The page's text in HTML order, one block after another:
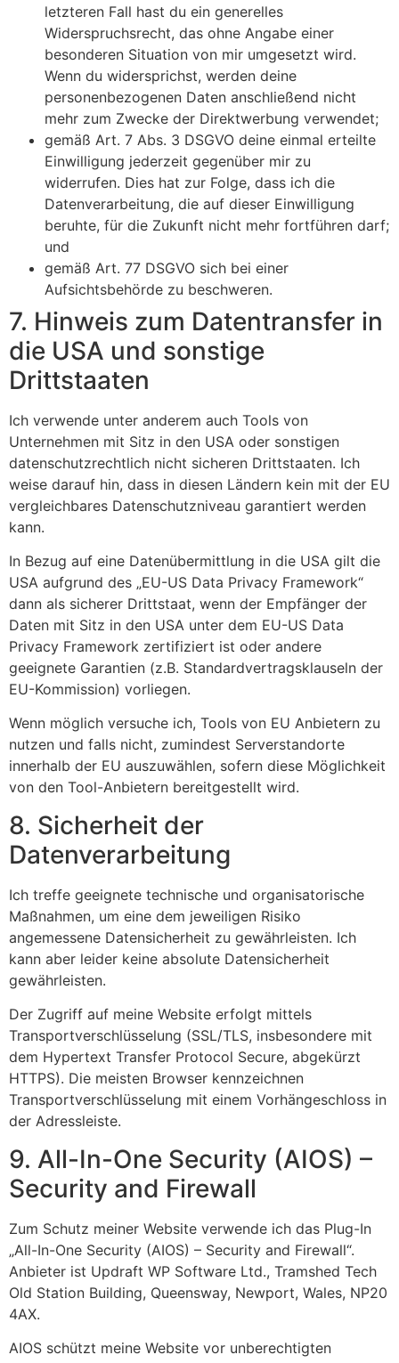
letzteren Fall hast du ein generelles
Widerspruchsrecht, das ohne Angabe einer
besonderen Situation von mir umgesetzt wird.
Wenn du widersprichst, werden deine
personenbezogenen Daten anschließend nicht
mehr zum Zwecke der Direktwerbung verwendet;
gemäß Art. 7 Abs. 3 DSGVO deine einmal erteilte
Einwilligung jederzeit gegenüber mir zu
widerrufen. Dies hat zur Folge, dass ich die
Datenverarbeitung, die auf dieser Einwilligung
beruhte, für die Zukunft nicht mehr fortführen darf;
und
gemäß Art. 77 DSGVO sich bei einer
Aufsichtsbehörde zu beschweren.
7. Hinweis zum Datentransfer in
die USA und sonstige
Drittstaaten
Ich verwende unter anderem auch Tools von
Unternehmen mit Sitz in den USA oder sonstigen
datenschutzrechtlich nicht sicheren Drittstaaten. Ich
weise darauf hin, dass in diesen Ländern kein mit der EU
vergleichbares Datenschutzniveau garantiert werden
kann.
In Bezug auf eine Datenübermittlung in die USA gilt die
USA aufgrund des „EU-US Data Privacy Framework“
dann als sicherer Drittstaat, wenn der Empfänger der
Daten mit Sitz in den USA unter dem EU-US Data
Privacy Framework zertifiziert ist oder andere
geeignete Garantien (z.B. Standardvertragsklauseln der
EU-Kommission) vorliegen.
Wenn möglich versuche ich, Tools von EU Anbietern zu
nutzen und falls nicht, zumindest Serverstandorte
innerhalb der EU auszuwählen, sofern diese Möglichkeit
von den Tool-Anbietern bereitgestellt wird.
8. Sicherheit der
Datenverarbeitung
Ich treffe geeignete technische und organisatorische
Maßnahmen, um eine dem jeweiligen Risiko
angemessene Datensicherheit zu gewährleisten. Ich
kann aber leider keine absolute Datensicherheit
gewährleisten.
Der Zugriff auf meine Website erfolgt mittels
Transportverschlüsselung (SSL/TLS, insbesondere mit
dem Hypertext Transfer Protocol Secure, abgekürzt
HTTPS). Die meisten Browser kennzeichnen
Transportverschlüsselung mit einem Vorhängeschloss in
der Adressleiste.
9. All-In-One Security (AIOS) –
Security and Firewall
Zum Schutz meiner Website verwende ich das Plug-In
„All-In-One Security (AIOS) – Security and Firewall“.
Anbieter ist Updraft WP Software Ltd., Tramshed Tech
Old Station Building, Queensway, Newport, Wales, NP20
4AX.
AIOS schützt meine Website vor unberechtigten